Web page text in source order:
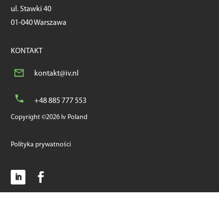
ul. Stawki 40
01-040 Warszawa
KONTAKT
kontakt@iv.nl
+48 885 777 553
Copyright ©2026 Iv Poland
Polityka prywatności